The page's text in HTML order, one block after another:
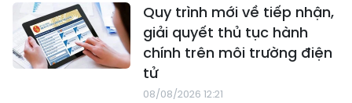
Quy trình mới về tiếp nhận,
giải quyết thủ tục hành
chính trên môi trường điện
tử
08/08/2026 12:21